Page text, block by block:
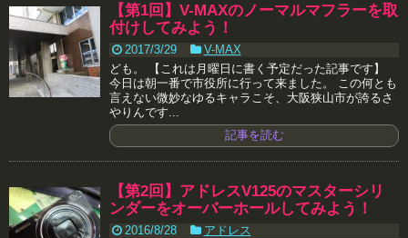
【第1回】V-MAXのノーマルマフラーを取
付けしてみよう！
2017/3/29
V-MAX
ども。 【これは月曜日に書く予定だった記事です】
今日は朝一番で市役所に行って来ました。 この何とも
言えない微妙なゆるキャラこそ、大阪狭山市が誇るさ
やりんです...
記事を読む
【第2回】アドレスV125のマスターシリ
ンダーをオーバーホールしてみよう！
2016/8/28
アドレス